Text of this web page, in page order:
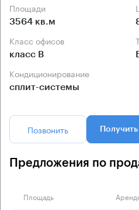
Площади
3564 кв.м
Класс офисов
класс B
Кондиционирование
сплит-системы
Позвонить
Предложения по
Площадь